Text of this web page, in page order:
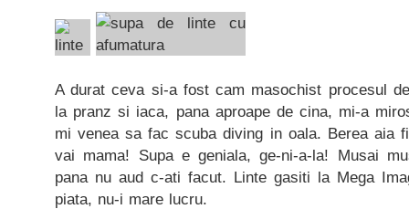
A durat ceva si-a fost cam masochist procesul
la pranz si iaca, pana aproape de cina, mi-a
mi venea sa fac scuba diving in oala. Berea aia
vai mama! Supa e geniala, ge-ni-a-la! Musai
pana nu aud c-ati facut. Linte gasiti la Mega
piata, nu-i mare lucru.